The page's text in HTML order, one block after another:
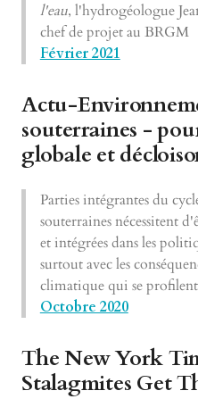
l'eau, l'hydrogéologue
chef de projet au BRGM
Février 2021
Actu-
souterraines -
globale et
Parties intégrantes du
souterraines nécessitent
et intégrées dans les
surtout avec les
climatique qui se
Octobre 2020
The New York
Stalagmites Get